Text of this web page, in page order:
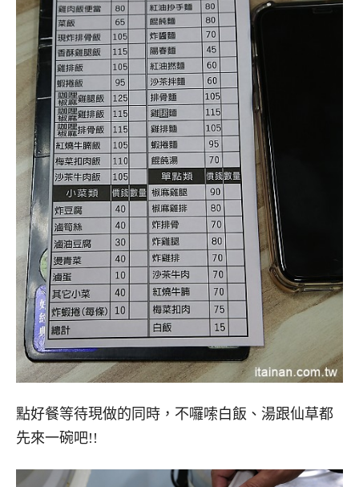
點好餐等待現做的同時，不囉嗦白飯、湯跟仙草都
先來一碗吧!!